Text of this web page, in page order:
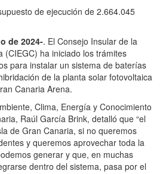
de ejecución de 2.664.045
de 2024-. El Consejo Insular de la
(CIEGC) ha iniciado los trámites
para instalar un sistema de baterías
de la planta solar fotovoltaica
Canaria Arena.
Clima, Energía y Conocimiento
Raúl García Brink, detalló que “el
de Gran Canaria, si no queremos
y queremos aprovechar toda la
generar y que, en muchas
dentro del sistema, pasa por el